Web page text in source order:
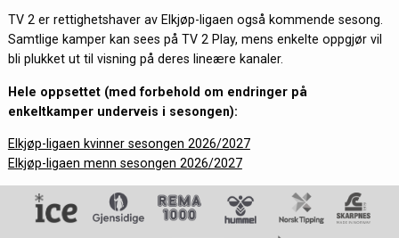
TV 2 er rettighetshaver av Elkjøp-ligaen også kommende sesong.
Samtlige kamper kan sees på TV 2 Play, mens enkelte oppgjør vil
bli plukket ut til visning på deres lineære kanaler.
Hele oppsettet (med forbehold om endringer på
enkeltkamper underveis i sesongen):
Elkjøp-ligaen kvinner sesongen 2026/2027
Elkjøp-ligaen menn sesongen 2026/2027